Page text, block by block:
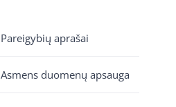
Pareigybių aprašai
Asmens duomenų apsauga